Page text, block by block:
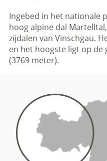
Ingebed in het nationale
hoog alpine dal
zijdalen van Vinschgau.
en het hoogste ligt op de
(3769 meter).